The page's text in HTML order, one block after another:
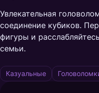
Увлекательная
соединение кубиков.
фигуры и
семьи.
Казуальные